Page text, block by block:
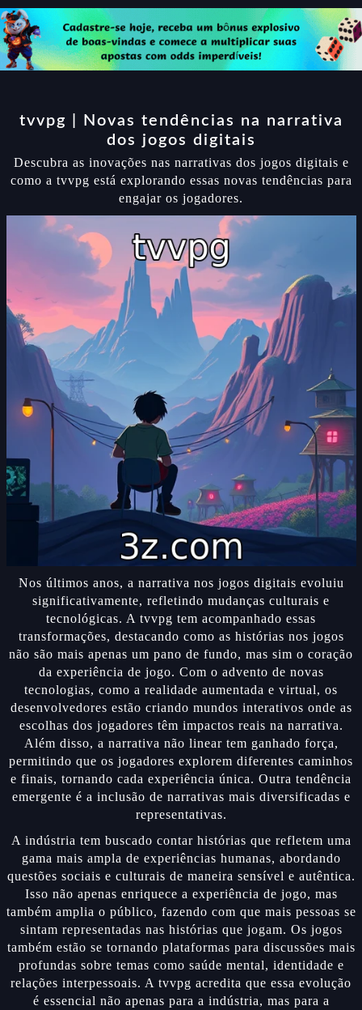
tvvpg | Novas tendências na narrativa
dos jogos digitais
Descubra as inovações nas narrativas dos jogos digitais e
como a tvvpg está explorando essas novas tendências para
engajar os jogadores.
Nos últimos anos, a narrativa nos jogos digitais evoluiu
significativamente, refletindo mudanças culturais e
tecnológicas. A tvvpg tem acompanhado essas
transformações, destacando como as histórias nos jogos
não são mais apenas um pano de fundo, mas sim o coração
da experiência de jogo. Com o advento de novas
tecnologias, como a realidade aumentada e virtual, os
desenvolvedores estão criando mundos interativos onde as
escolhas dos jogadores têm impactos reais na narrativa.
Além disso, a narrativa não linear tem ganhado força,
permitindo que os jogadores explorem diferentes caminhos
e finais, tornando cada experiência única. Outra tendência
emergente é a inclusão de narrativas mais diversificadas e
representativas.
A indústria tem buscado contar histórias que refletem uma
gama mais ampla de experiências humanas, abordando
questões sociais e culturais de maneira sensível e autêntica.
Isso não apenas enriquece a experiência de jogo, mas
também amplia o público, fazendo com que mais pessoas se
sintam representadas nas histórias que jogam. Os jogos
também estão se tornando plataformas para discussões mais
profundas sobre temas como saúde mental, identidade e
relações interpessoais. A tvvpg acredita que essa evolução
é essencial não apenas para a indústria, mas para a